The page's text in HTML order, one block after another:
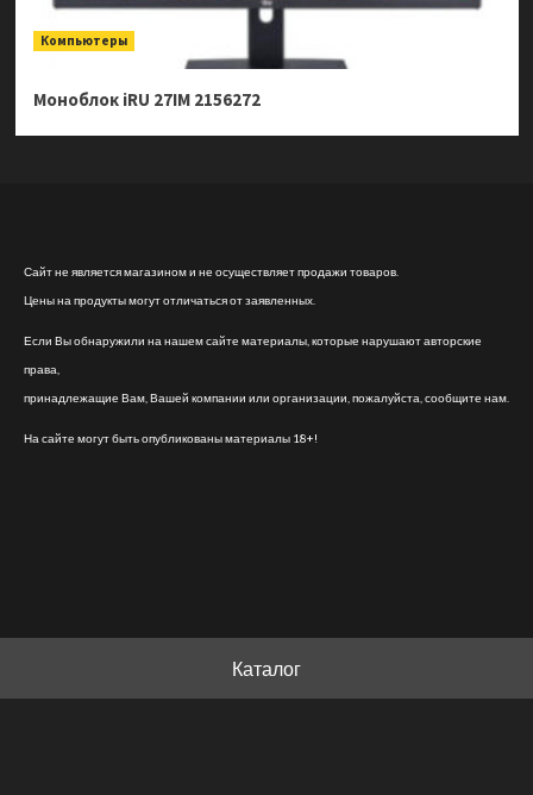
Компьютеры
Моноблок iRU 27IM 2156272
Сайт не является магазином и не осуществляет продажи товаров.
Цены на продукты могут отличаться от заявленных.
Если Вы обнаружили на нашем сайте материалы, которые нарушают авторские
права,
принадлежащие Вам, Вашей компании или организации, пожалуйста, сообщите нам.
На сайте могут быть опубликованы материалы 18+!
Каталог